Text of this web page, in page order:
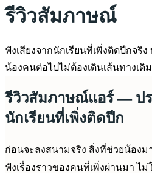
รีวิวสัมภาษณ์
ฟังเสียงจากนักเรียนที่เพิ่งติดปีกจริ
น้องคนต่อไปไม่ต้องเดินเส้นทางเดิ
รีวิวสัมภาษณ์แอร์ — ป
นักเรียนที่เพิ่งติดปีก
ก่อนจะลงสนามจริง สิ่งที่ช่วยน้อง
ฟังเรื่องราวของคนที่เพิ่งผ่านมา ไ